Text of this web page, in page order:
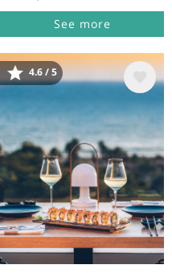
See more
Afbeelding
4.6 / 5